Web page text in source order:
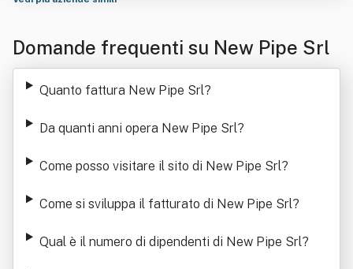
Domande frequenti su New Pipe Srl
Quanto fattura New Pipe Srl?
Da quanti anni opera New Pipe Srl?
Come posso visitare il sito di New Pipe Srl?
Come si sviluppa il fatturato di New Pipe Srl?
Qual è il numero di dipendenti di New Pipe Srl?